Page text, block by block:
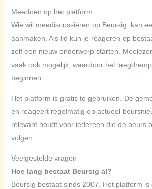
Meedoen op het platform
Wie wil meediscussiëren op Beursig, kan
aanmaken. Als lid kun je reageren op
zelf een nieuw onderwerp starten.
vaak ook mogelijk, waardoor het
beginnen.
Het platform is gratis te gebruiken. De
en reageert regelmatig op actueel
relevant houdt voor iedereen die de beurs
volgen.
Veelgestelde vragen
Hoe lang bestaat Beursig al?
Beursig bestaat sinds 2007. Het platform is